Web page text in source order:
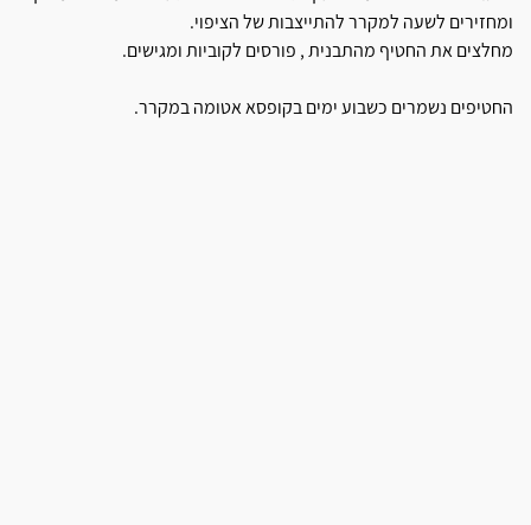
ומחזירים לשעה למקרר להתייצבות של הציפוי.
מחלצים את החטיף מהתבנית , פורסים לקוביות ומגישים.
החטיפים נשמרים כשבוע ימים בקופסא אטומה במקרר.